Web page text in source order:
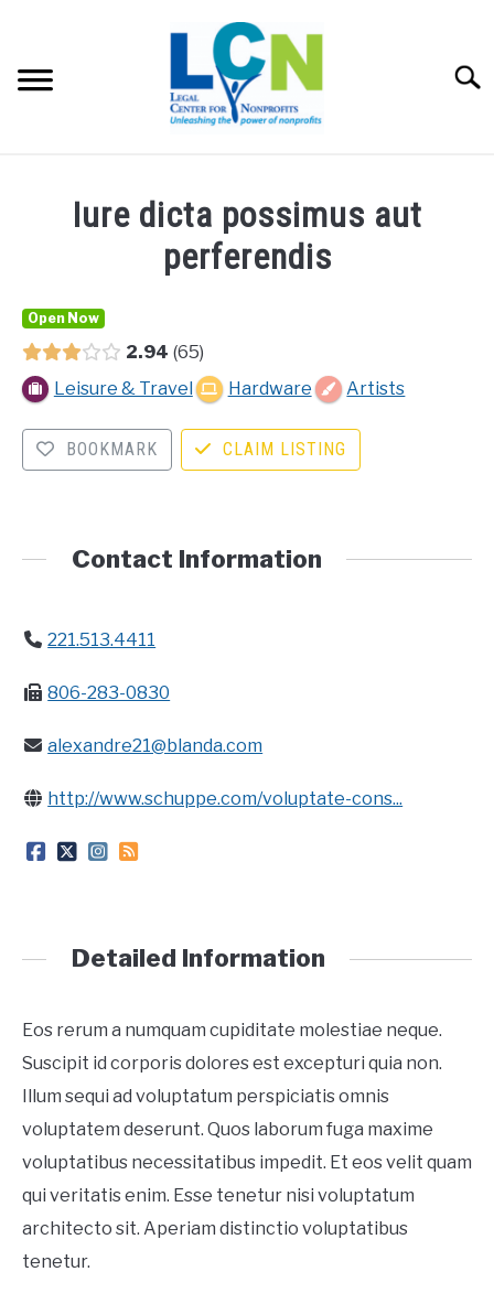
content
RESOURCES
ABOUT US
Iure dicta possimus aut
perferendis
Open Now
2.94 65
Leisure & Travel
Hardware Artists
BOOKMARK CLAIM LISTING
Contact Information
221.513.4411
806-283-0830
alexandre21@blanda.com
http://www.schuppe.com/voluptate-cons...
Detailed Information
Eos rerum a numquam cupiditate molestiae neque.
Suscipit id corporis dolores est excepturi quia non.
Illum sequi ad voluptatum perspiciatis omnis
voluptatem deserunt. Quos laborum fuga maxime
voluptatibus necessitatibus impedit. Et eos velit quam
qui veritatis enim. Esse tenetur nisi voluptatum
architecto sit. Aperiam distinctio voluptatibus
tenetur.